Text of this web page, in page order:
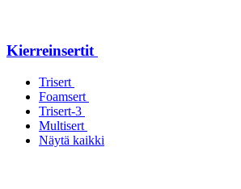
Kierreinsertit
Trisert
Foamsert
Trisert-3
Multisert
Näytä kaikki